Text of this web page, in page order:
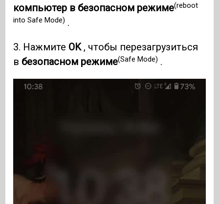
компьютер в безопасном режиме(reboot
into Safe Mode) .
3. Нажмите OK, чтобы перезагрузиться
в безопасном режиме(Safe Mode) .